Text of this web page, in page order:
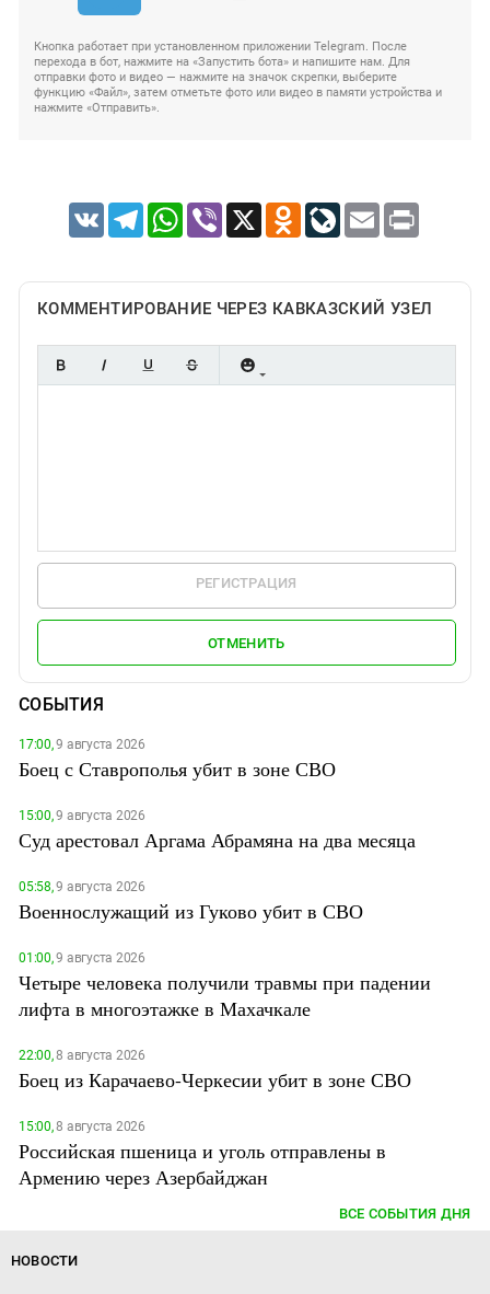
Кнопка работает при установленном приложении Telegram. После
перехода в бот, нажмите на «Запустить бота» и напишите нам. Для
отправки фото и видео — нажмите на значок скрепки, выберите
функцию «Файл», затем отметьте фото или видео в памяти устройства и
нажмите «Отправить».
VK TelegramWhatsApp
Viber X Odnoklassniki
LiveJournal
Email Print
КОММЕНТИРОВАНИЕ ЧЕРЕЗ КАВКАЗСКИЙ УЗЕЛ
РЕГИСТРАЦИЯ
ОТМЕНИТЬ
СОБЫТИЯ
17:00,9 августа 2026
Боец с Ставрополья убит в зоне СВО
15:00,9 августа 2026
Суд арестовал Аргама Абрамяна на два месяца
05:58,9 августа 2026
Военнослужащий из Гуково убит в СВО
01:00,9 августа 2026
Четыре человека получили травмы при падении
лифта в многоэтажке в Махачкале
22:00,8 августа 2026
Боец из Карачаево-Черкесии убит в зоне СВО
15:00,8 августа 2026
Российская пшеница и уголь отправлены в
Армению через Азербайджан
ВСЕ СОБЫТИЯ ДНЯ
НОВОСТИ